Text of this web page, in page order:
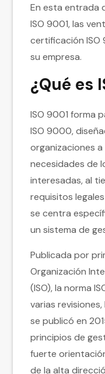
En esta entrada
ISO 9001, las
certificación ISO
su empresa.
¿Qué es
ISO 9001 forma
ISO 9000,
organizaciones
necesidades de
interesadas, al
requisitos
se centra
un sistema de
Publicada por
Organización
(ISO), la norma
varias
se publicó en
principios de
fuerte
de la alta